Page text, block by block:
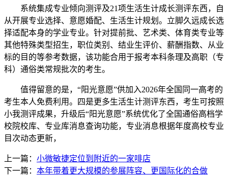
系统集成专业倾向测评及21项生活生计成长测评东西，自
从开展专业选择、意愿婚配、生活生计规划。立脚久远成长选
择适配本身的学业专业。针对提前批、艺术类、体育类专业等
其他特殊类型招生，职位类别、结业生评价、薪酬指数、从业
标的目的等参考数据，该功能合用于报考本科条理及高职（专
科）通俗类常规批次的考生。
值得留意的是，“阳光意愿”供加入2026年全国同一高考的
考生本人免费利用。四是更多生活生计测评东西，考生可按照
小我测评成果，升级后“阳光意愿”系统优化了全国通俗高档学
校院校库、专业库消息查询功能，专业消息根据年度高校专业
目次动态更新，
上一篇： 小微敏捷定位到附近的一家啡店
下一篇： 本年带着更大规模的参展阵容、更国际化的合做